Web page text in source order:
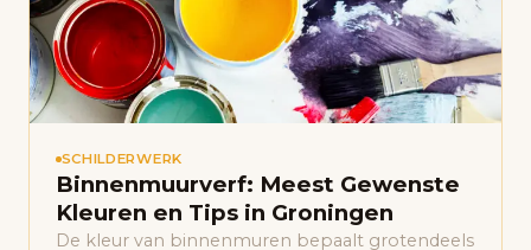
SCHILDERWERK
Binnenmuurverf: Meest Gewenste
Kleuren en Tips in Groningen
De kleur van binnenmuren bepaalt grotendeels